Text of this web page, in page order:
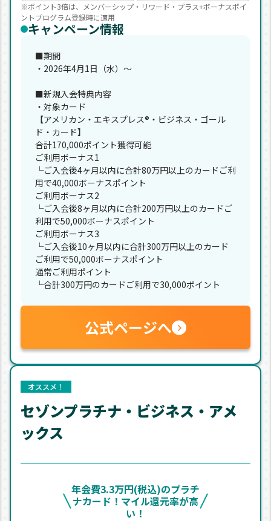
※ポイント3倍は、メンバーシップ・リワード・プラス+ボーナスポイ
ントプログラム登録時に適用
キャンペーン情報
■期間
・2026年4月1日（水）～
■新規入会特典内容
・対象カード
【アメリカン・エキスプレス®・ビジネス・ゴール
ド・カード】
合計170,000ポイント獲得可能
ご利用ボーナス1
└ご入会後4ヶ月以内に合計80万円以上のカードご利
用で40,000ボーナスポイント
ご利用ボーナス2
└ご入会後8ヶ月以内に合計200万円以上のカードご
利用で50,000ボーナスポイント
ご利用ボーナス3
└ご入会後10ヶ月以内に合計300万円以上のカード
ご利用で50,000ボーナスポイント
通常ご利用ポイント
└合計300万円のカードご利用で30,000ポイント
公式ページへ
オススメ！
セゾンプラチナ・ビジネス・アメ
ックス
年会費3.3万円(税込)のプラチ
ナカード！マイル還元率が高
い！